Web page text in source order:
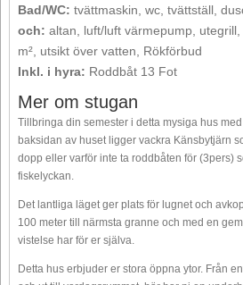
Bad/WC: tvättmaskin, wc, tvättställ,
och: altan, luft/luft värmepump,
m², utsikt över vatten, Rökförbud
Inkl. i hyra: Roddbåt 13 Fot
Mer om stugan
Tillbringa din semester i detta mysiga hus
baksidan av huset ligger vackra Känsbytjärn
dopp eller varför inte ta roddbåten för (3pers)
fiskelyckan.
Det lantliga läget ger plats för lugnet och
100 meter till närmsta granne och med en
vistelse har för er själva.
Detta hus erbjuder er stora öppna ytor. Från